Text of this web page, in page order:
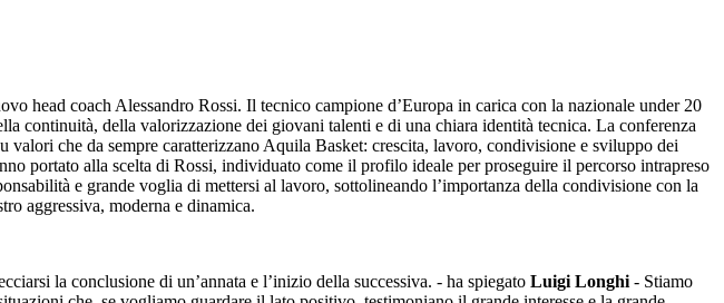
head coach Alessandro Rossi. Il tecnico campione d’Europa in carica con la nazionale under 20
continuità, della valorizzazione dei giovani talenti e di una chiara identità tecnica. La conferenza
valori che da sempre caratterizzano Aquila Basket: crescita, lavoro, condivisione e sviluppo dei
portato alla scelta di Rossi, individuato come il profilo ideale per proseguire il percorso intrapreso
e grande voglia di mettersi al lavoro, sottolineando l’importanza della condivisione con la
aggressiva, moderna e dinamica.
la conclusione di un’annata e l’inizio della successiva. - ha spiegato Luigi Longhi - Stiamo